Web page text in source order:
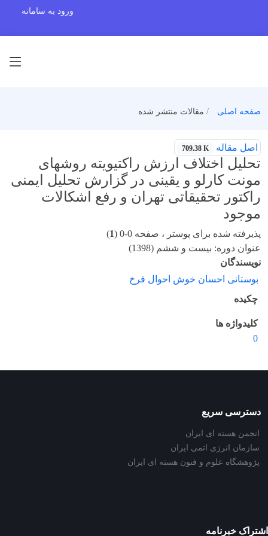
ورود به سامانه
صفحه اصلی مقالات منتشر شده
اصل مقاله 709.38 K
تحلیل اختلاف ارزش راکتیویته روشهای
مونت کارلو و یقینی در گزارش تحلیل ایمنی
راکتور تحقیقاتی تهران و رفع اشکالات
موجود
پذیرفته شده برای پوستر ، صفحه 0-0 ( 1
)
عنوان دوره: بیست و ششم (1398)
نویسندگان
بوستانی احسان خوش احوال فرخ
چکیده
کلیدواژه ها
0
دسترسی سریع
انجمن هسته ای ایران
سازمان انرژی اتمی ایران
پژوهشگاه علوم و فنون هسته ای ایران
اشتراک خبرنامه